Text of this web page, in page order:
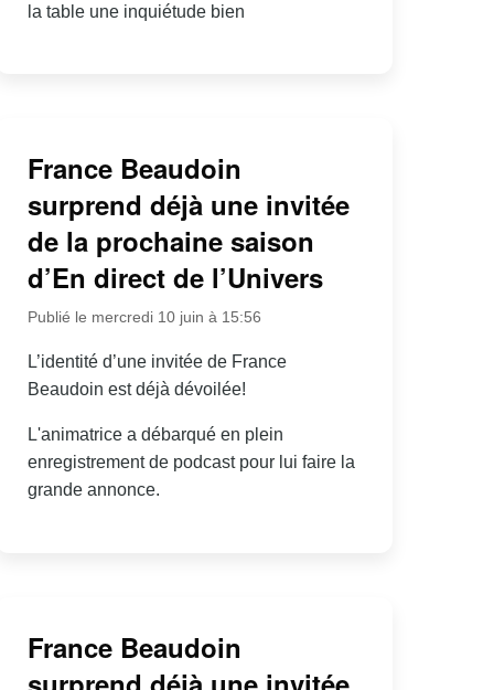
la table une inquiétude bien
France Beaudoin
surprend déjà une invitée
de la prochaine saison
d’En direct de l’Univers
Publié le mercredi 10 juin à 15:56
L’identité d’une invitée de France
Beaudoin est déjà dévoilée!
L'animatrice a débarqué en plein
enregistrement de podcast pour lui faire la
grande annonce.
France Beaudoin